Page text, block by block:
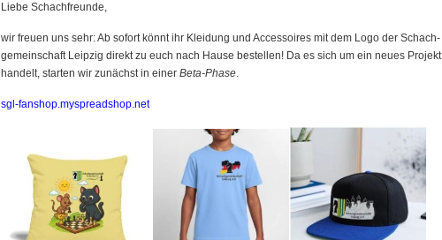
Liebe Schachfreunde,
wir freuen uns sehr: Ab sofort könnt ihr Kleidung und Accessoires mit dem Logo der Schach­
ge­mein­schaft Leip­zig direkt zu euch nach Hause bestellen! Da es sich um ein neues Projekt
handelt, starten wir zunächst in einer Beta-Phase.
sgl-fanshop.myspreadshop.net